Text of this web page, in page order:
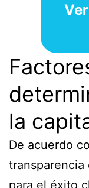
la
De acuerdo
para el éxito